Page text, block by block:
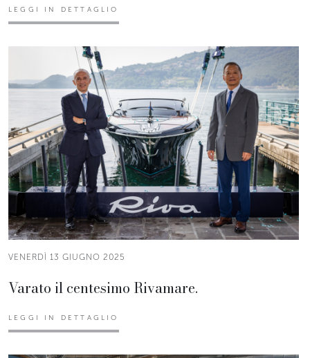
LEGGI IN DETTAGLIO
VENERDÌ 13 GIUGNO 2025
Varato il centesimo Rivamare.
LEGGI IN DETTAGLIO